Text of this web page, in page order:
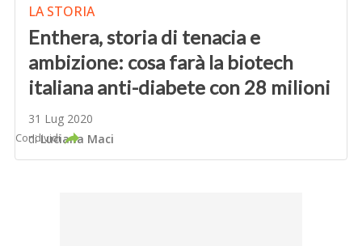
LA STORIA
Enthera, storia di tenacia e
ambizione: cosa farà la biotech
italiana anti-diabete con 28 milioni
31 Lug 2020
diLuciana Maci
Condividi